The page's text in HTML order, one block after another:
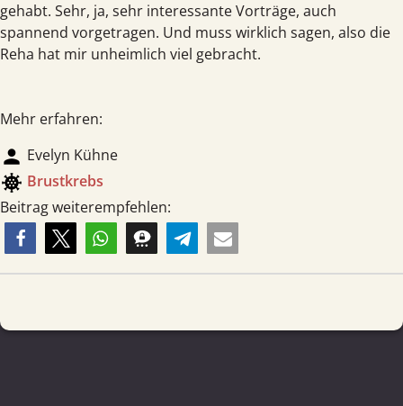
gehabt. Sehr, ja, sehr interessante Vorträge, auch
spannend vorgetragen. Und muss wirklich sagen, also die
Reha hat mir unheimlich viel gebracht.
Mehr erfahren:
person Evelyn Kühne
coronavirus Brust­krebs
Beitrag weiterempfehlen: